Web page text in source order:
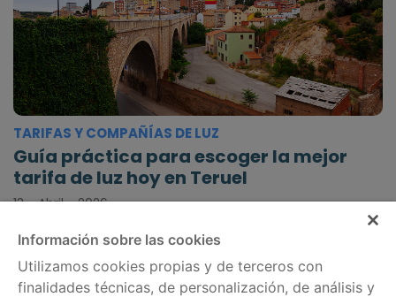
TARIFAS Y COMPAÑÍAS DE LUZ
Guía práctica para escoger la mejor
tarifa de luz hoy en Teruel
13 - Abril - 2026
Información sobre las cookies
Utilizamos cookies propias y de terceros con
finalidades técnicas, de personalización, de análisis y